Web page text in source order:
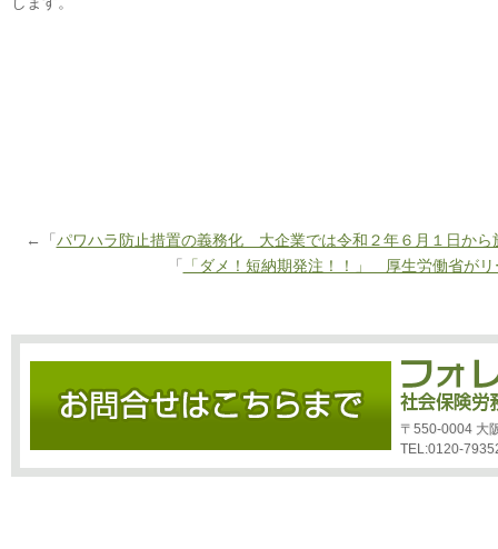
←「 パワハラ防止措置の義務化 大企業では令和２年６月１日から
「
「ダメ！短納期発注！！」 厚生労働省が
〒550-0004 大
TEL:0120-